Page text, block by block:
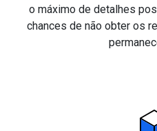
o máximo de detalhes
chances de não obter os